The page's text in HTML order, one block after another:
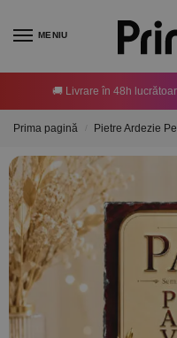
MENIU
🚚 Livrare în 48h
Prima pagină Pietre Ardezie